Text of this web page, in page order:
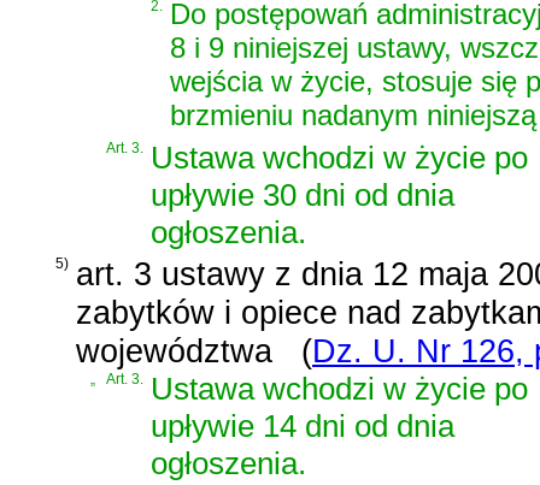
2.
Do postępowań
8 i 9 niniejszej ustawy,
wejścia w życie, stosuje się
brzmieniu nadanym
Art. 3.
Ustawa wchodzi w życie po
upływie 30 dni od dnia
ogłoszenia.
5) art. 3 ustawy z dnia 12 maja
zabytków i opiece nad
województwa
(Dz. U. Nr 126,
„ Art. 3. Ustawa wchodzi w życie po
upływie 14 dni od dnia
ogłoszenia.